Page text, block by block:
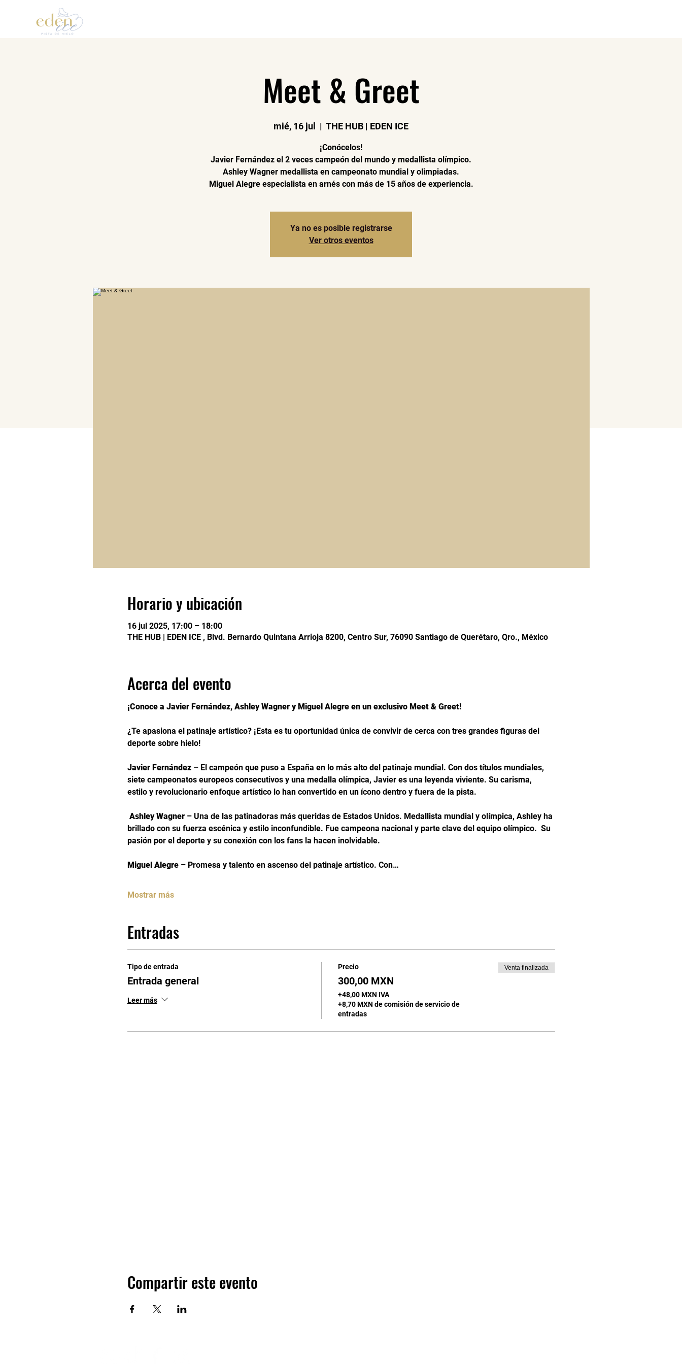
Meet & Greet
mié, 16 jul
  |
THE HUB | EDEN ICE
¡Conócelos!
Javier Fernández el 2 veces campeón del mundo y medallista olímpico.
Ashley Wagner medallista en campeonato mundial y olimpiadas.
Miguel Alegre especialista en arnés con más de 15 años de experiencia.
Ya no es posible registrarse
Ver otros eventos
Horario y ubicación
16 jul 2025, 17:00 – 18:00
THE HUB | EDEN ICE , Blvd. Bernardo Quintana Arrioja 8200, Centro Sur, 76090 Santiago de Querétaro, Qro., México
Acerca del evento
¡Conoce a Javier Fernández, Ashley Wagner y Miguel Alegre en un exclusivo Meet & Greet!
¿Te apasiona el patinaje artístico? ¡Esta es tu oportunidad única de convivir de cerca con tres grandes figuras del
deporte sobre hielo!
Javier Fernández – El campeón que puso a España en lo más alto del patinaje mundial. Con dos títulos mundiales,
siete campeonatos europeos consecutivos y una medalla olímpica, Javier es una leyenda viviente. Su carisma,
estilo y revolucionario enfoque artístico lo han convertido en un ícono dentro y fuera de la pista.
Ashley Wagner – Una de las patinadoras más queridas de Estados Unidos. Medallista mundial y olímpica, Ashley ha
brillado con su fuerza escénica y estilo inconfundible. Fue campeona nacional y parte clave del equipo olímpico.  Su
pasión por el deporte y su conexión con los fans la hacen inolvidable.
Miguel Alegre – Promesa y talento en ascenso del patinaje artístico. Con…
Mostrar más
Entradas
Tipo de entrada
Entrada general
Leer más
Precio
300,00 MXN
+48,00 MXN IVA
+8,70 MXN de comisión de servicio de
entradas
Venta finalizada
Compartir este evento